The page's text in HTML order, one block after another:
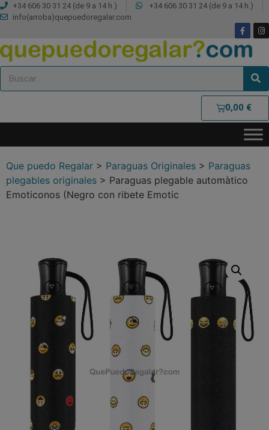
+34 606 30 31 24 (de 9 a 14 h.)
+34 606 30 31 24 (de 9 a 14 h.)
info(arroba)quepuedoregalar.com
0,00 €
Que puedo Regalar > Paraguas Originales > Paraguas
plegables originales > Paraguas plegable automàtico
Emoticonos (Negro con ribete Emotic